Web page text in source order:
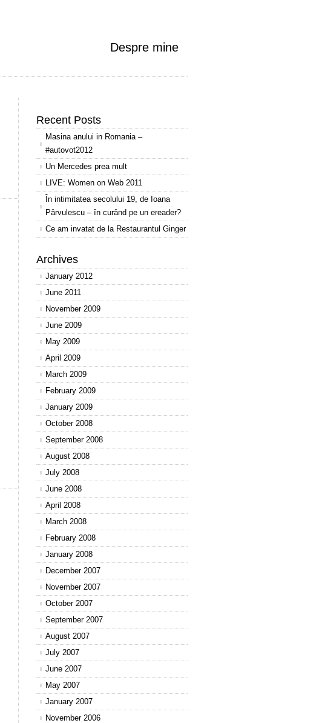
Despre mine
Recent Posts
Masina anului in Romania –
#autovot2012
Un Mercedes prea mult
LIVE: Women on Web 2011
În intimitatea secolului 19, de Ioana
Pârvulescu – în curând pe un ereader?
Ce am invatat de la Restaurantul Ginger
Archives
January 2012
June 2011
November 2009
June 2009
May 2009
April 2009
March 2009
February 2009
January 2009
October 2008
September 2008
August 2008
July 2008
June 2008
April 2008
March 2008
February 2008
January 2008
December 2007
November 2007
October 2007
September 2007
August 2007
July 2007
June 2007
May 2007
January 2007
November 2006